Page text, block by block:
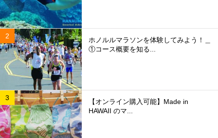
ホノルルマラソンを体験してみよう！＿
①コース概要を知る...
【オンライン購入可能】Made in
HAWAII のマ...